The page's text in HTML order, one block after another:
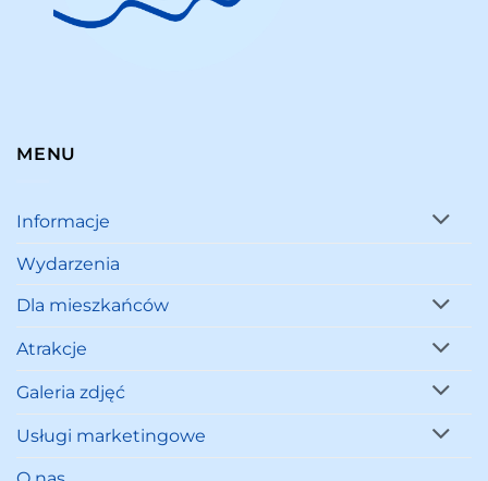
MENU
Informacje
Wydarzenia
Dla mieszkańców
Atrakcje
Galeria zdjęć
Usługi marketingowe